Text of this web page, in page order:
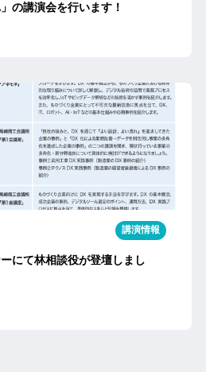
の講演会を行います！
講演情報
にて林相談役が登壇しまし